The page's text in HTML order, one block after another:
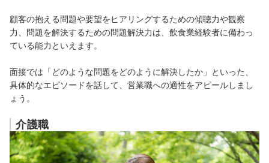
顧客の抱える問題や要望をヒアリングするための傾聴力や観察
力、問題を解決するための問題解決力は、飲食業経験者に備わっ
ている能力といえます。
面接では「どのような問題をどのように解決したか」といった、
具体的なエピソードを話して、営業職への適性をアピールしまし
ょう。
介護職